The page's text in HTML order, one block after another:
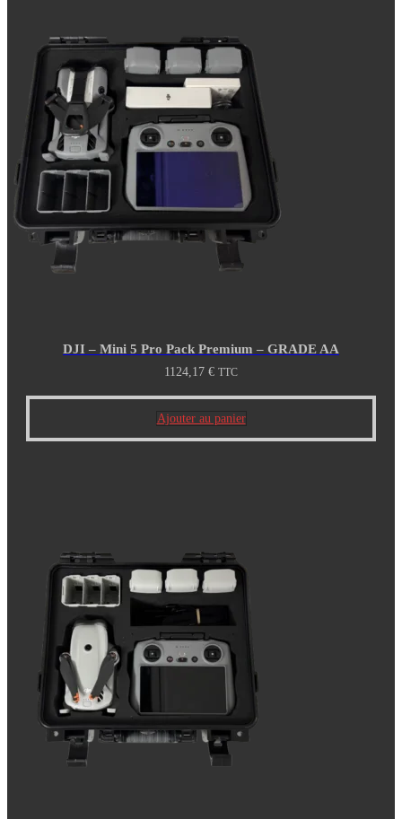
DJI – Mini 5 Pro Pack Premium – GRADE AA
1124,17 € TTC
Ajouter au panier